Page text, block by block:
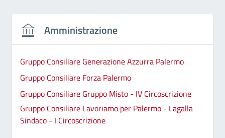
Amministrazione
Gruppo Consiliare Generazione Azzurra Palermo
Gruppo Consiliare Forza Palermo
Gruppo Consiliare Gruppo Misto - IV Circoscrizione
Gruppo Consiliare Lavoriamo per Palermo - Lagalla
Sindaco - I Circoscrizione